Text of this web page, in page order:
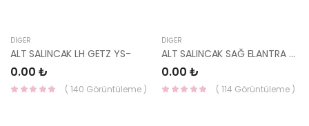
DIĞER
ALT SALINCAK LH GETZ YS-
0.00 ₺
( 140 Görüntüleme )
DIĞER
ALT SALINCAK SAĞ ELANTRA 01-/CERATO 04- -
0.00 ₺
( 114 Görüntüleme )